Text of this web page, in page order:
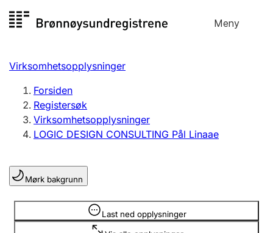
til
Meny
Registersøk
Aksjeselskap
Enkeltpersonforetak
Registrere, endre, slette
Lag og forening
Registrere, endre, slette
Virksomhetsopplysninger
Forsiden
Registersøk
Virksomhetsopplysninger
LOGIC DESIGN CONSULTING Pål Linaae
Mørk bakgrunn
Last ned opplysninger
Opplysninger er skjult